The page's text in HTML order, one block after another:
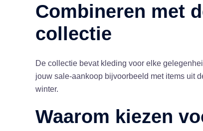
Combineren met
collectie
De collectie bevat kleding voor elke
jouw sale-aankoop bijvoorbeeld met items uit
winter.
Waarom kiezen